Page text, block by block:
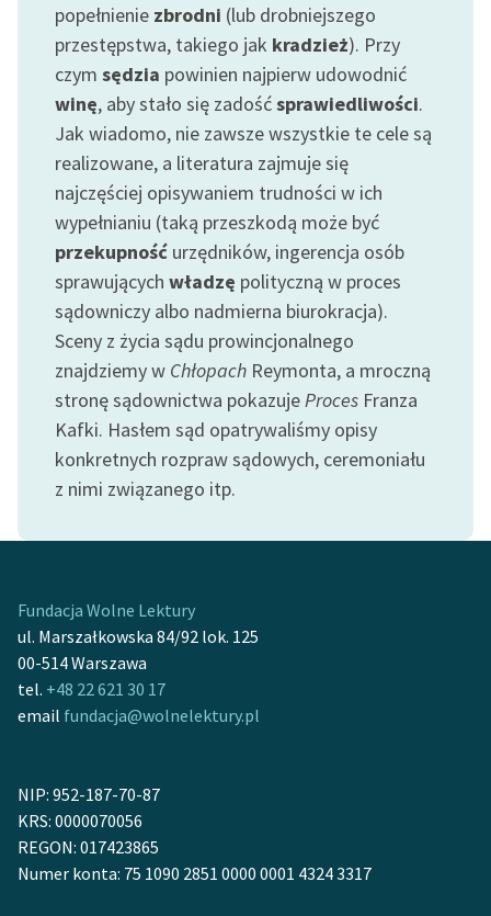
Zasady wykorzystania
Wolnych Lektur
Logotypy
Materiały promocyjne
Polityka prywatności
Regulamin biblioteki
Dane fundacji i
sprawozdania finansowe
Regulamin darowizn
Informacja o treściach
wrażliwych
Deklaracja dostępności
popełnienie zbrodni (lub drobniejszego
przestępstwa, takiego jak kradzież). Przy
czym sędzia powinien najpierw udowodnić
winę, aby stało się zadośćsprawiedliwości.
Jak wiadomo, nie zawsze wszystkie te cele są
realizowane, a literatura zajmuje się
najczęściej opisywaniem trudności w ich
wypełnianiu (taką przeszkodą może być
przekupność urzędników, ingerencja osób
sprawujących władzę polityczną w proces
sądowniczy albo nadmierna biurokracja).
Sceny z życia sądu prowincjonalnego
znajdziemy w Chłopach Reymonta, a mroczną
stronę sądownictwa pokazujeProces Franza
Kafki. Hasłem sąd opatrywaliśmy opisy
konkretnych rozpraw sądowych, ceremoniału
z nimi związanego itp.
Fundacja Wolne Lektury
ul. Marszałkowska 84/92 lok. 125
00-514 Warszawa
tel. +48 22 621 30 17
email fundacja@wolnelektury.pl
NIP: 952-187-70-87
KRS: 0000070056
REGON: 017423865
Numer konta: 75 1090 2851 0000 0001 4324 3317